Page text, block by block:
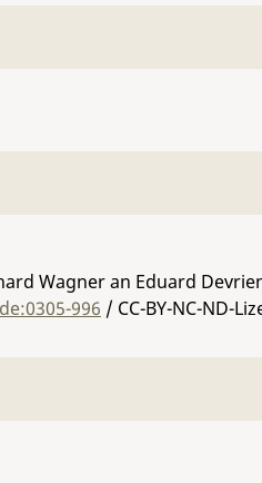
Wagner an Eduard
996 / CC-BY-NC-ND-